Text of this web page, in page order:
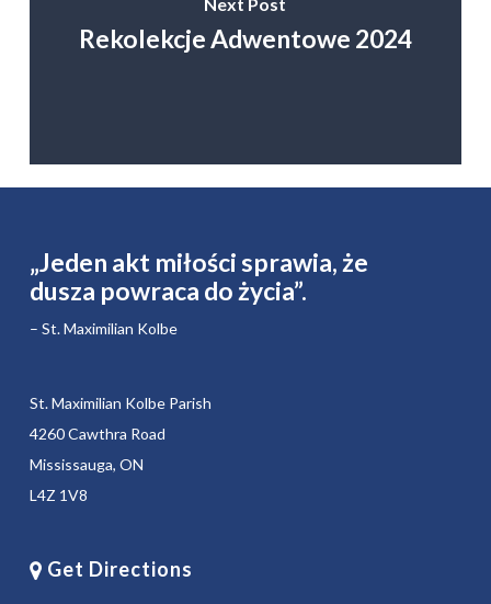
Rekolekcje Adwentowe 2024
„Jeden akt miłości sprawia, że ​​
dusza powraca do życia”.
– St. Maximilian Kolbe
St. Maximilian Kolbe Parish
4260 Cawthra Road
Mississauga, ON
L4Z 1V8
Get Directions